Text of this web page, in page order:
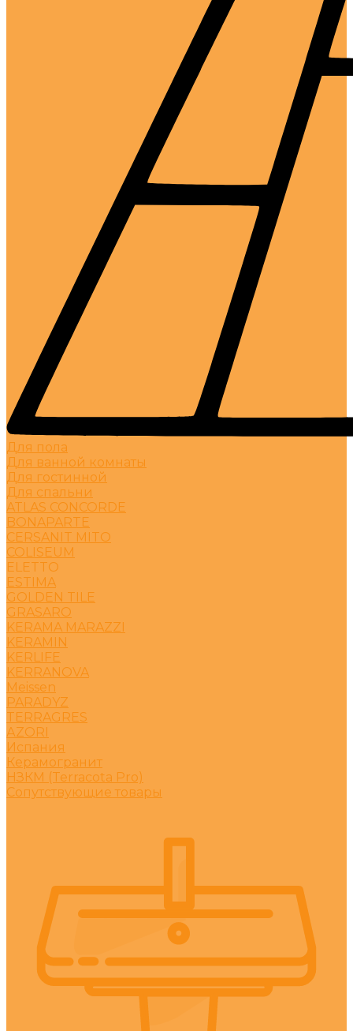
Для пола
Для ванной комнаты
Для гостинной
Для спальни
ATLAS CONCORDE
BONAPARTE
CERSANIT MITO
COLISEUM
ELETTO
ESTIMA
GOLDEN TILE
GRASARO
KERAMA MARAZZI
KERAMIN
KERLIFE
KERRANOVA
Meissen
PARADYZ
TERRAGRES
АZORI
Испания
Керамогранит
НЗКМ (Terracota Pro)
Сопутствующие товары